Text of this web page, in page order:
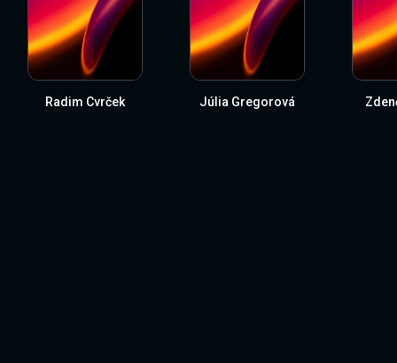
Radim Cvrček Júlia Gregorová